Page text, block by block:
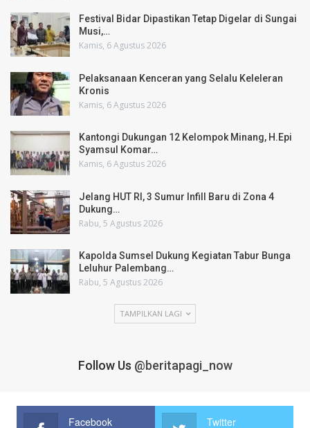
Festival Bidar Dipastikan Tetap Digelar di Sungai
Musi,…
Kamis, 6 Agustus 2026
Pelaksanaan Kenceran yang Selalu Keleleran
Kronis
Kamis, 6 Agustus 2026
Kantongi Dukungan 12 Kelompok Minang, H.Epi
Syamsul Komar…
Kamis, 6 Agustus 2026
Jelang HUT RI, 3 Sumur Infill Baru di Zona 4
Dukung…
Rabu, 5 Agustus 2026
Kapolda Sumsel Dukung Kegiatan Tabur Bunga
Leluhur Palembang…
Rabu, 5 Agustus 2026
TAMPILKAN LAGI
Follow Us @beritapagi_now
Facebook Twitter